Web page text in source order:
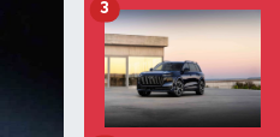
3